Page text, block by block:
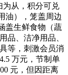
为从，积分可兑
油），笼盖周边
盖生鲜食物（蔬
品、洁净用品、
等，刺激会员消
万元，节制单
元，但因距离